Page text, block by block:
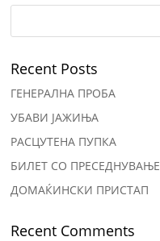
Recent Posts
ГЕНЕРАЛНА ПРОБА
УБАВИ ЈАЖИЊА
РАСЦУТЕНА ПУПКА
БИЛЕТ СО ПРЕСЕДНУВАЊЕ
ДОМАЌИНСКИ ПРИСТАП
Recent Comments